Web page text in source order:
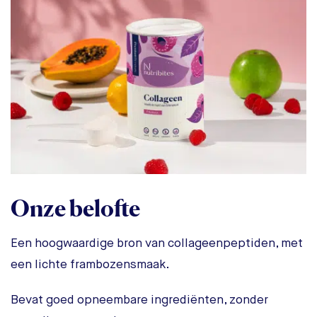
Onze belofte
Een hoogwaardige bron van collageenpeptiden, met
een lichte frambozensmaak.
Bevat goed opneembare ingrediënten, zonder